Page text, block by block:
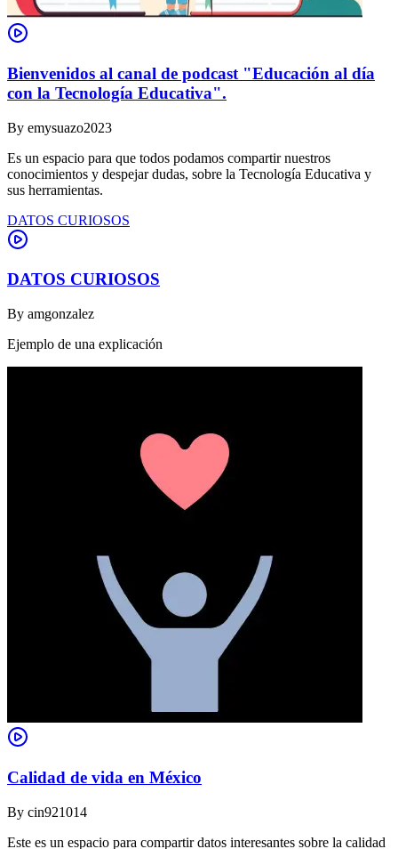
Bienvenidos al canal de podcast "Educación al día
con la Tecnología Educativa".
By emysuazo2023
Es un espacio para que todos podamos compartir nuestros
conocimientos y despejar dudas, sobre la Tecnología Educativa y
sus herramientas.
DATOS CURIOSOS
DATOS CURIOSOS
By amgonzalez
Ejemplo de una explicación
Calidad de vida en México
By cin921014
Este es un espacio para compartir datos interesantes sobre la calidad